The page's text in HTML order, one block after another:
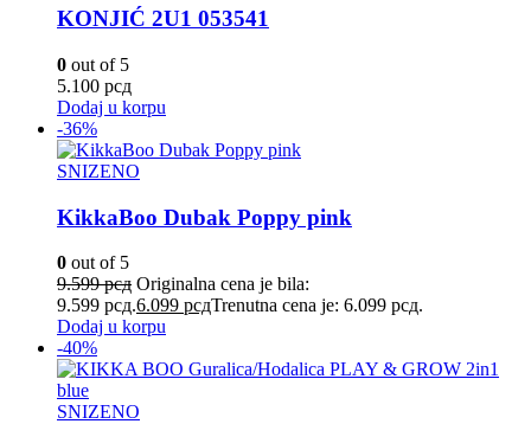
KONJIĆ 2U1 053541
0 out of 5
5.100 рсд
Dodaj u korpu
-36%
SNIZENO
KikkaBoo Dubak Poppy pink
0 out of 5
9.599рсд Originalna cena je bila:
9.599 рсд.6.099 рсдTrenutna cena je: 6.099 рсд.
Dodaj u korpu
-40%
SNIZENO